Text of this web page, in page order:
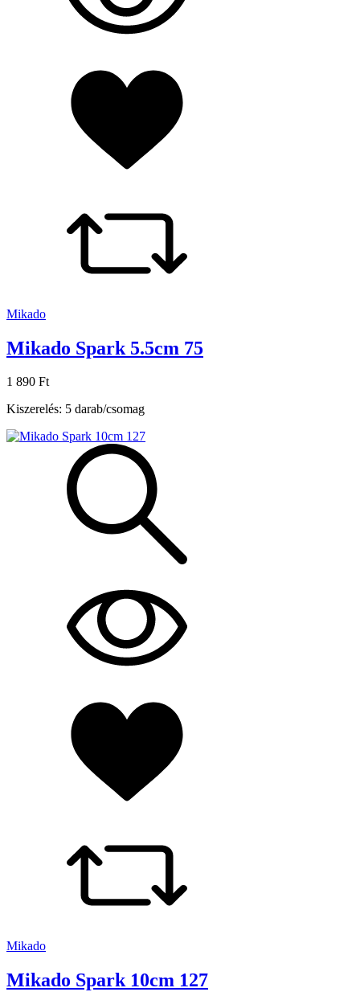
Mikado
Mikado Spark 5.5cm 75
1 890 Ft
Kiszerelés: 5 darab/csomag
Mikado
Mikado Spark 10cm 127